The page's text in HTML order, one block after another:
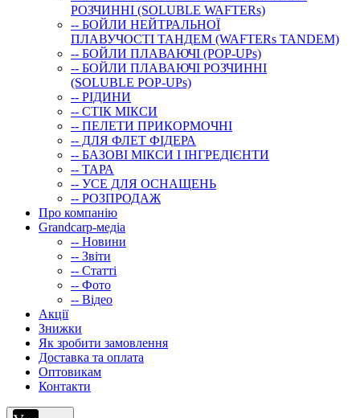
РОЗЧИННІ (SOLUBLE WAFTERs)
-- БОЙЛИ НЕЙТРАЛЬНОЇ
ПЛАВУЧОСТІ ТАНДЕМ (WAFTERs TANDEM)
-- БОЙЛИ ПЛАВАЮЧІ (POP-UPs)
-- БОЙЛИ ПЛАВАЮЧI РОЗЧИННI
(SOLUBLE POP-UPs)
-- РIДИНИ
-- СТIК МIКСИ
-- ПЕЛЕТИ ПРИКОРМОЧНІ
-- ДЛЯ ФЛЕТ ФІДЕРА
-- БАЗОВІ МІКСИ І ІНГРЕДІЄНТИ
-- ТАРА
-- УСЕ ДЛЯ ОСНАЩЕНЬ
-- РОЗПРОДАЖ
Про компанію
Grandcarp-медіа
-- Новини
-- Звіти
-- Статті
-- Фото
-- Відео
Акції
Знижки
Як зробити замовлення
Доставка та оплата
Оптовикам
Контакти